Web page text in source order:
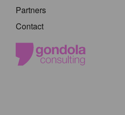
Partners
Contact